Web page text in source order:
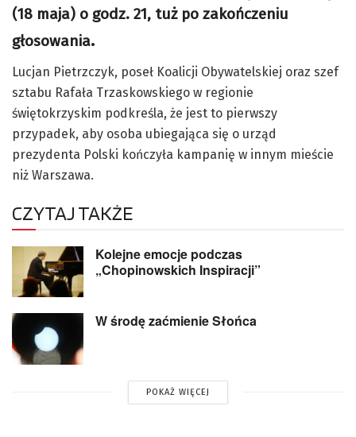
(18 maja) o godz. 21, tuż po zakończeniu
głosowania.
Lucjan Pietrzczyk, poseł Koalicji Obywatelskiej oraz szef
sztabu Rafała Trzaskowskiego w regionie
świętokrzyskim podkreśla, że jest to pierwszy
przypadek, aby osoba ubiegająca się o urząd
prezydenta Polski kończyła kampanię w innym mieście
niż Warszawa.
CZYTAJ TAKŻE
Kolejne emocje podczas
„Chopinowskich Inspiracji”
W środę zaćmienie Słońca
POKAŻ WIĘCEJ